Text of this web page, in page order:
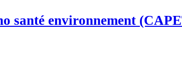
santé environnement